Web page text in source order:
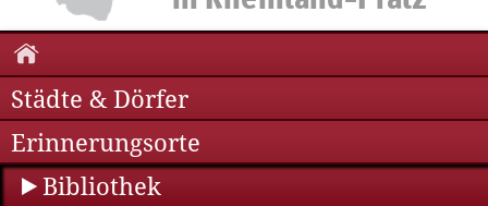
Städte & Dörfer
Erinnerungsorte
Bibliothek